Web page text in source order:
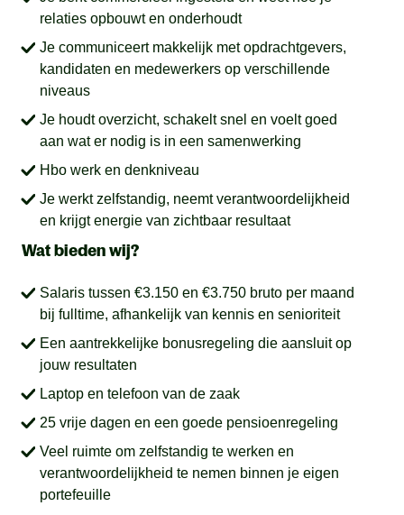
relaties opbouwt en onderhoudt
Je communiceert makkelijk met opdrachtgevers,
kandidaten en medewerkers op verschillende
niveaus
Je houdt overzicht, schakelt snel en voelt goed
aan wat er nodig is in een samenwerking
Hbo werk en denkniveau
Je werkt zelfstandig, neemt verantwoordelijkheid
en krijgt energie van zichtbaar resultaat
Wat bieden wij?
Salaris tussen €3.150 en €3.750 bruto per maand
bij fulltime, afhankelijk van kennis en senioriteit
Een aantrekkelijke bonusregeling die aansluit op
jouw resultaten
Laptop en telefoon van de zaak
25 vrije dagen en een goede pensioenregeling
Veel ruimte om zelfstandig te werken en
verantwoordelijkheid te nemen binnen je eigen
portefeuille